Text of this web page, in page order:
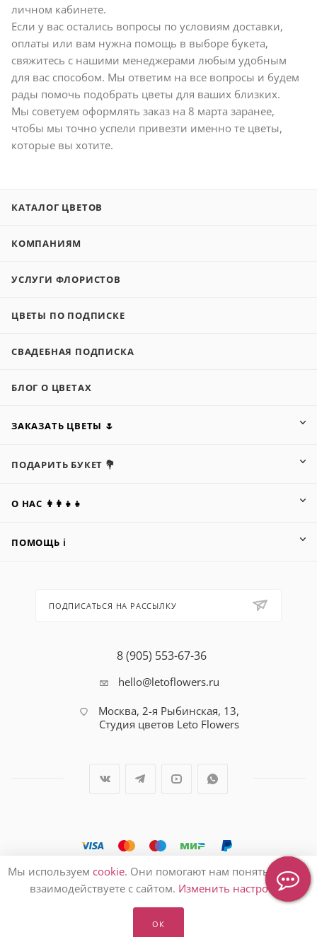
личном кабинете.
Если у вас остались вопросы по условиям доставки,
оплаты или вам нужна помощь в выборе букета,
свяжитесь с нашими менеджерами любым удобным
для вас способом. Мы ответим на все вопросы и будем
рады помочь подобрать цветы для ваших близких.
Мы советуем оформлять заказ на 8 марта заранее,
чтобы мы точно успели привезти именно те цветы,
которые вы хотите.
КАТАЛОГ ЦВЕТОВ
КОМПАНИЯМ
УСЛУГИ ФЛОРИСТОВ
ЦВЕТЫ ПО ПОДПИСКЕ
СВАДЕБНАЯ ПОДПИСКА
БЛОГ О ЦВЕТАХ
ЗАКАЗАТЬ ЦВЕТЫ 🌷
ПОДАРИТЬ БУКЕТ 💐
О НАС 👩‍👩‍👧‍👧
ПОМОЩЬ ℹ️
ПОДПИСАТЬСЯ НА РАССЫЛКУ
8 (905) 553-67-36
hello@letoflowers.ru
Москва, 2-я Рыбинская, 13,
Студия цветов Leto Flowers
2026 © Студия цветов Leto Flowers
Мы используем cookie. Они помогают нам понять, как вы
взаимодействуете с сайтом. Изменить настройки
ОК